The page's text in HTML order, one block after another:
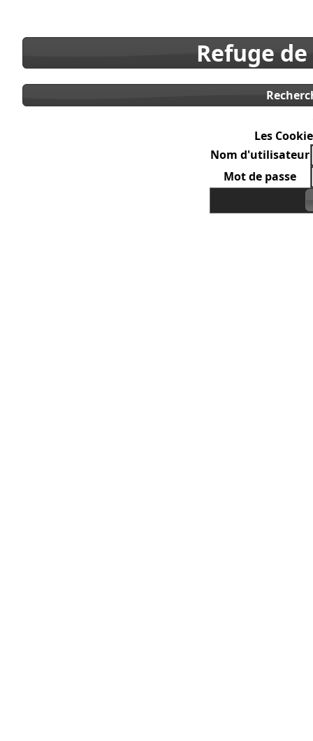
Refuge
Les
Nom d'utilisateur
Mot de passe